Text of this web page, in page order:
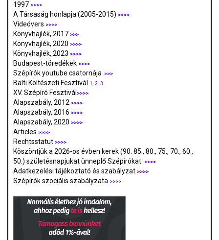
1997 >>>>
A Társaság honlapja (2005-2015) >>>>
Videóvers >>>>
Könyvhajlék, 2017 >>>
Könyvhajlék, 2020 >>>>
Könyvhajlék, 2023 >>>>
Budapest-töredékek >>>>
Szépírók youtube csatornája >>>
Balti Költészeti Fesztivál 1. 2. 3.
XV. Szépíró Fesztivál >>>>
Alapszabály, 2012 >>>>
Alapszabály, 2016 >>>>
Alapszabály, 2020 >>>>
Articles >>>>
Rechtsstatut >>>>
Köszöntjük a 2026-os évben kerek (90. 85., 80., 75., 70., 60.,
50.) születésnapjukat ünneplő Szépírókat
>>>>
Adatkezelési tájékoztató és szabályzat >>>>
Szépírók szociális szabályzata >>>>